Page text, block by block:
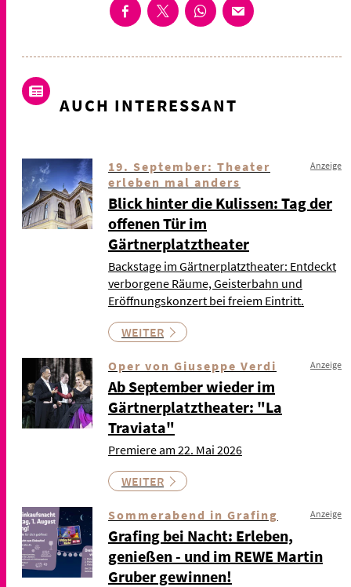
AUCH INTERESSANT
19. September: Theater
erleben mal anders
Anzeige
Blick hinter die Kulissen: Tag der
offenen Tür im
Gärtnerplatztheater
Backstage im Gärtnerplatztheater: Entdeckt
verborgene Räume, Geisterbahn und
Eröffnungskonzert bei freiem Eintritt.
WEITER
Oper von Giuseppe Verdi Anzeige
Ab September wieder im
Gärtnerplatztheater: "La
Traviata"
Premiere am 22. Mai 2026
WEITER
Sommerabend in Grafing Anzeige
Grafing bei Nacht: Erleben,
genießen - und im REWE Martin
Gruber gewinnen!